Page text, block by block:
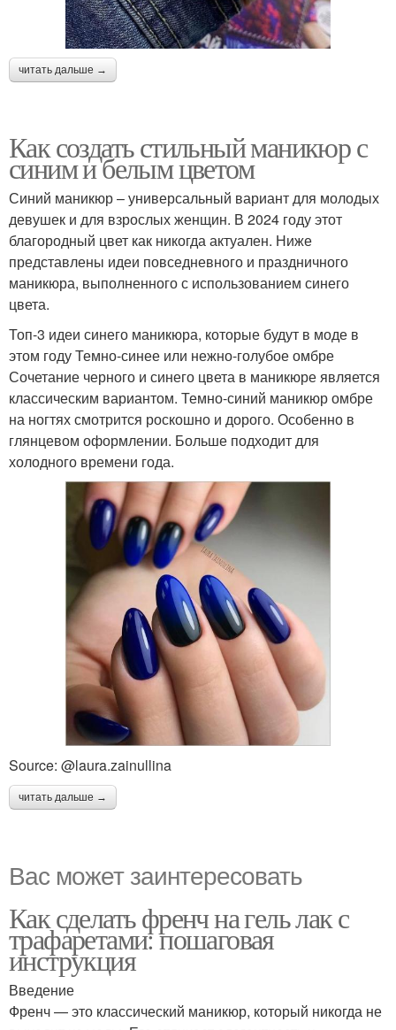
читать дальше →
Как создать стильный маникюр с
синим и белым цветом
Синий маникюр – универсальный вариант для молодых
девушек и для взрослых женщин. В 2024 году этот
благородный цвет как никогда актуален. Ниже
представлены идеи повседневного и праздничного
маникюра, выполненного с использованием синего
цвета.
Топ-3 идеи синего маникюра, которые будут в моде в
этом году Темно-синее или нежно-голубое омбре
Сочетание черного и синего цвета в маникюре является
классическим вариантом. Темно-синий маникюр омбре
на ногтях смотрится роскошно и дорого. Особенно в
глянцевом оформлении. Больше подходит для
холодного времени года.
Source: @laura.zainullina
читать дальше →
Вас может заинтересовать
Как сделать френч на гель лак с
трафаретами: пошаговая
инструкция
Введение
Френч — это классический маникюр, который никогда не